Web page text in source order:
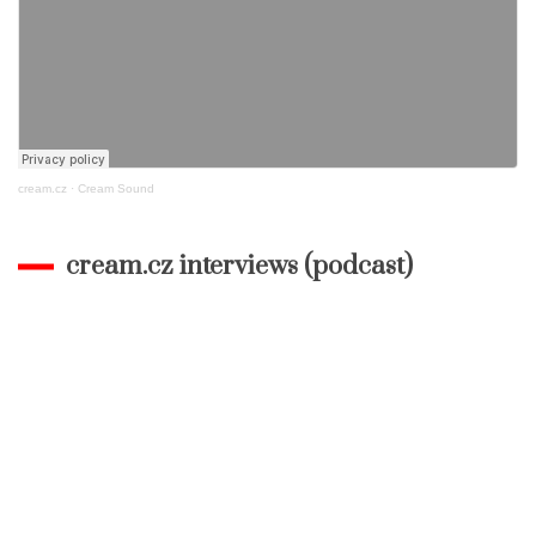
cream.cz · Cream Sound
cream.cz interviews (podcast)